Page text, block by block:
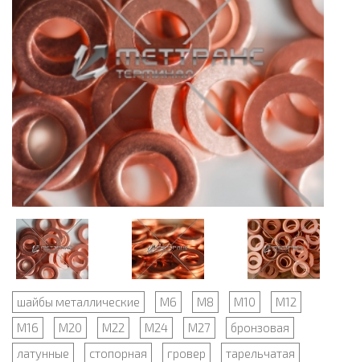
шайбы металлические М6 М8 М10
М12
М16
М20 М22 М24 М27
бронзовая
латунные
стопорная гровер
тарельчатая